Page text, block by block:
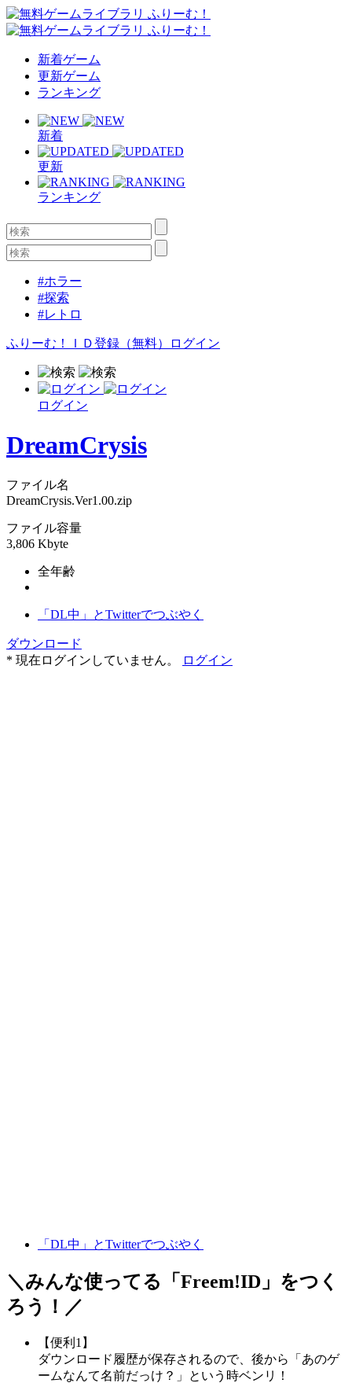
新着ゲーム
更新ゲーム
ランキング
新着
更新
ランキング
#ホラー
#探索
#レトロ
ふりーむ！ＩＤ登録（無料） ログイン
ログイン
DreamCrysis
ファイル名
DreamCrysis.Ver1.00.zip
ファイル容量
3,806 Kbyte
全年齢
「DL中」とTwitterでつぶやく
ダウンロード
* 現在ログインしていません。
ログイン
「DL中」とTwitterでつぶやく
＼みんな使ってる「 Freem!ID 」をつく
ろう！／
【便利1】
ダウンロード履歴が保存されるので、後から「あのゲ
ームなんて名前だっけ？」という時ベンリ！